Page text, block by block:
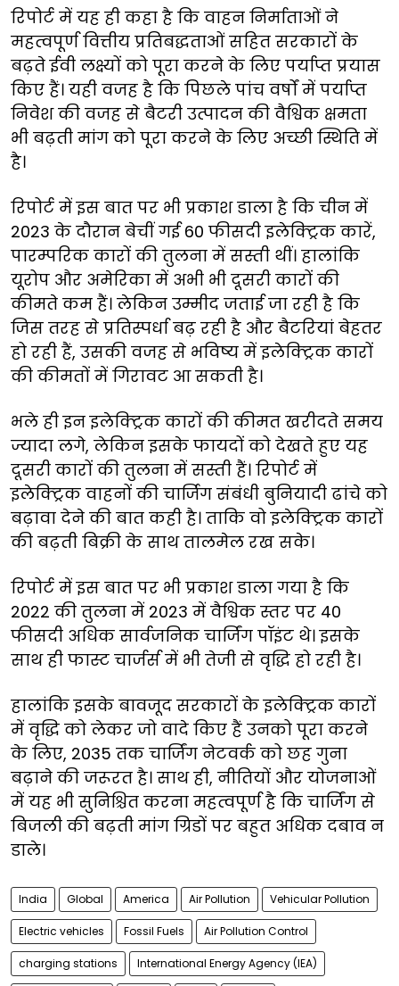
रिपोर्ट में यह ही कहा है कि वाहन निर्माताओं ने
महत्वपूर्ण वित्तीय प्रतिबद्धताओं सहित सरकारों के
बढ़ते ईवी लक्ष्यों को पूरा करने के लिए पर्याप्त प्रयास
किए हैं। यही वजह है कि पिछले पांच वर्षों में पर्याप्त
निवेश की वजह से बैटरी उत्पादन की वैश्विक क्षमता
भी बढ़ती मांग को पूरा करने के लिए अच्छी स्थिति में
है।
रिपोर्ट में इस बात पर भी प्रकाश डाला है कि चीन में
2023 के दौरान बेचीं गई 60 फीसदी इलेक्ट्रिक कारें,
पारम्परिक कारों की तुलना में सस्ती थीं। हालांकि
यूरोप और अमेरिका में अभी भी दूसरी कारों की
कीमते कम हैं। लेकिन उम्मीद जताई जा रही है कि
जिस तरह से प्रतिस्पर्धा बढ़ रही है और बैटरियां बेहतर
हो रही हैं, उसकी वजह से भविष्य में इलेक्ट्रिक कारों
की कीमतों में गिरावट आ सकती है।
भले ही इन इलेक्ट्रिक कारों की कीमत खरीदते समय
ज्यादा लगे, लेकिन इसके फायदों को देखते हुए यह
दूसरी कारों की तुलना में सस्ती हैं। रिपोर्ट में
इलेक्ट्रिक वाहनों की चार्जिग संबंधी बुनियादी ढांचे को
बढ़ावा देने की बात कही है। ताकि वो इलेक्ट्रिक कारों
की बढ़ती बिक्री के साथ तालमेल रख सके।
रिपोर्ट में इस बात पर भी प्रकाश डाला गया है कि
2022 की तुलना में 2023 में वैश्विक स्तर पर 40
फीसदी अधिक सार्वजनिक चार्जिंग पॉइंट थे। इसके
साथ ही फास्ट चार्जर्स में भी तेजी से वृद्धि हो रही है।
हालांकि इसके बावजूद सरकारों के इलेक्ट्रिक कारों
में वृद्धि को लेकर जो वादे किए हैं उनको पूरा करने
के लिए, 2035 तक चार्जिंग नेटवर्क को छह गुना
बढ़ाने की जरूरत है। साथ ही, नीतियों और योजनाओं
में यह भी सुनिश्चित करना महत्वपूर्ण है कि चार्जिंग से
बिजली की बढ़ती मांग ग्रिडों पर बहुत अधिक दबाव न
डाले।
India Global America Air Pollution Vehicular Pollution
Electric vehicles Fossil Fuels Air Pollution Control
charging stations International Energy Agency (IEA)